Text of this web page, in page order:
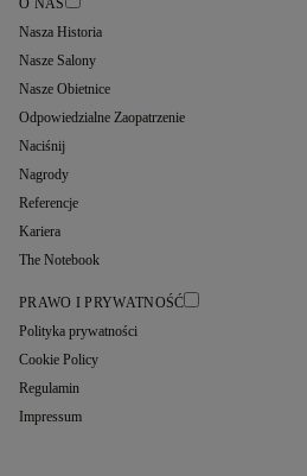
O NAS
Nasza Historia
Nasze Salony
Nasze Obietnice
Odpowiedzialne Zaopatrzenie
Naciśnij
Nagrody
Referencje
Kariera
The Notebook
PRAWO I PRYWATNOŚĆ
Polityka prywatności
Cookie Policy
Regulamin
Impressum